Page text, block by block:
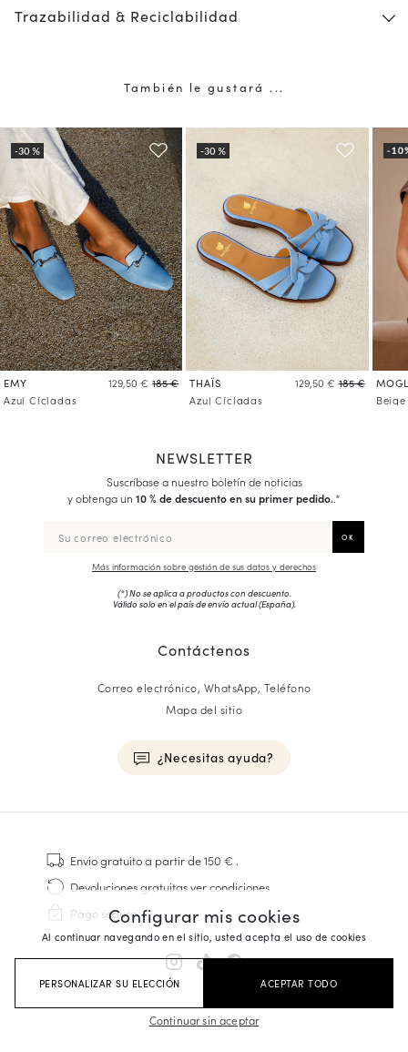
Trazabilidad & Reciclabilidad
También le gustará ...
EMY 129,50 € 185 €
Azul Cícladas
THAÏS 129,50 € 185 €
Azul Cícladas
Beige
Configurar mis cookies
Al continuar navegando en el sitio, usted acepta el uso de cookies
PERSONALIZAR SU ELECCIÓN ACEPTAR TODO
Continuar sin aceptar
NEWSLETTER
Suscríbase a nuestro boletín de noticias
y obtenga un 10 % de descuento en su primer pedido..*
Más información sobre gestión de sus datos y derechos
(*) No se aplica a productos con descuento.
Válido solo en el país de envío actual (España).
Contáctenos
Correo electrónico, WhatsApp, Teléfono
Mapa del sitio
¿Necesitas ayuda?
Zapatillas
Cosido Goodyear
Derbies y Richelieu
Zapatos Richelieu Hombre
Mocasines
Sandalias y Alpargatas
Maletines Business
Zapatillas Blancas Hombre
Envio gratuitoa partir de 150 € .
Devoluciones gratuitasver condiciones
Pago seguro